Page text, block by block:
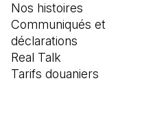
Nos histoires
Communiqués et
déclarations
Real Talk
Tarifs douaniers